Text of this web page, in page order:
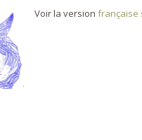
Voir la version française